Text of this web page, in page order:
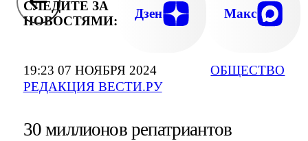
19:23 07 НОЯБРЯ 2024
РЕДАКЦИЯ ВЕСТИ.РУ
ОБЩЕСТВО
СЛЕДИТЕ ЗА
НОВОСТЯМИ:
Дзен Макс
30 миллионов репатриантов